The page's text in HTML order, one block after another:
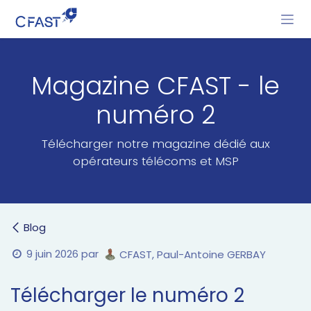
Se rendre au contenu
Magazine CFAST - le
numéro 2
Télécharger notre magazine dédié aux
opérateurs télécoms et MSP
Blog
9 juin 2026 par CFAST, Paul-Antoine GERBAY
Télécharger le numéro 2